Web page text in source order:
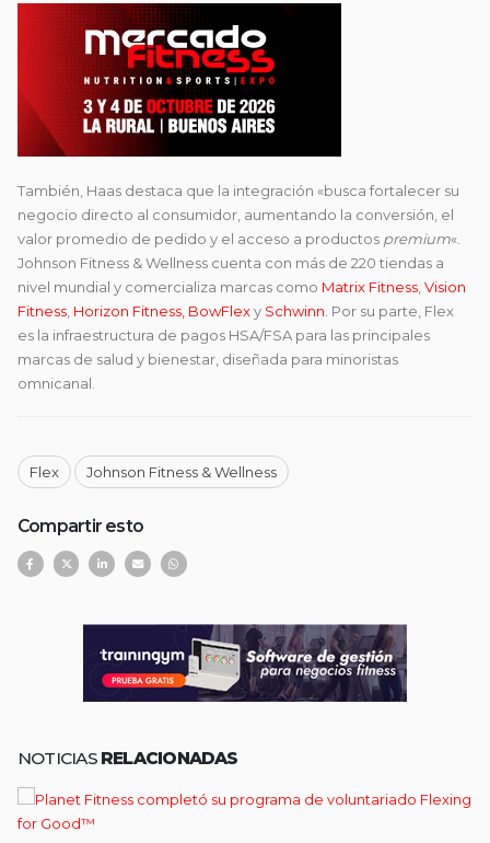
También, Haas destaca que la integración «busca fortalecer su
negocio directo al consumidor, aumentando la conversión, el
valor promedio de pedido y el acceso a productos premium«.
Johnson Fitness & Wellness cuenta con más de 220 tiendas a
nivel mundial y comercializa marcas como Matrix Fitness,Vision
Fitness, Horizon Fitness, BowFlexy Schwinn. Por su parte, Flex
es la infraestructura de pagos HSA/FSA para las principales
marcas de salud y bienestar, diseñada para minoristas
omnicanal.
Flex Johnson Fitness & Wellness
Compartir esto
NOTICIAS RELACIONADAS